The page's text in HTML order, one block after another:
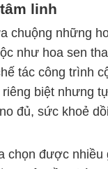
linh
chuộng những
như hoa sen
tác công trình
biệt nhưng
đủ, sức khoẻ
chọn được